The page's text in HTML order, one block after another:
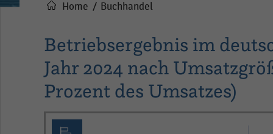
Pfadnavigation
Home Buchhandel
Betriebsergebnis im
Jahr 2024 nach
Prozent des Umsatzes)